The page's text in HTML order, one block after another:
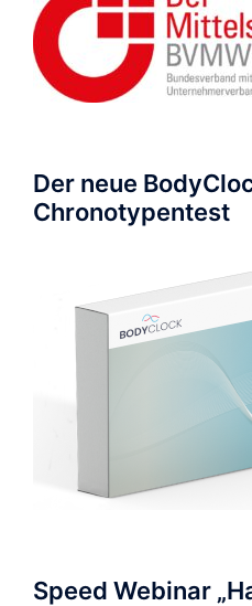
Der neue
Chronotypentest
Speed Webinar